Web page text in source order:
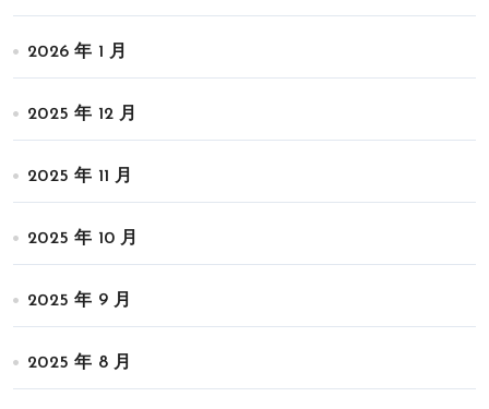
2026 年 1 月
2025 年 12 月
2025 年 11 月
2025 年 10 月
2025 年 9 月
2025 年 8 月